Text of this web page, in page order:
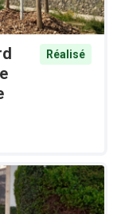
Réalisé